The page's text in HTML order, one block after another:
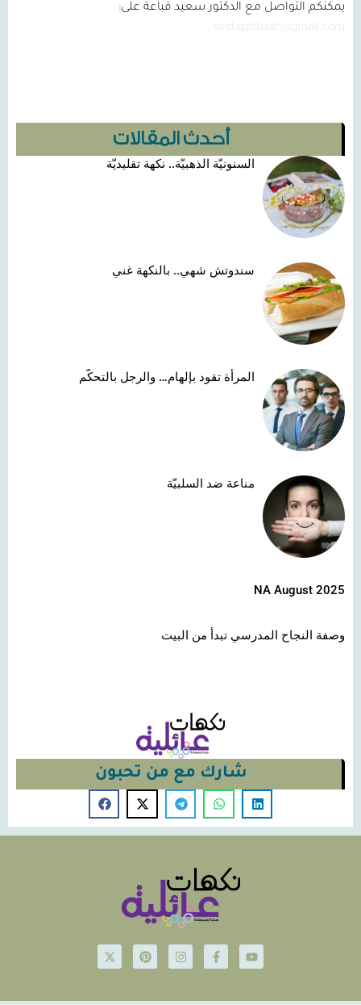
أحدث المقالات
السنونيّة الذهبيّة.. نكهة تقليديّة
سندوتش شهي.. بالنكهة غني
المرأة تقود بإلهام… والرجل بالتحكّم
مناعة ضد السلبيّة
NA August 2025
وصفة النجاح المدرسي تبدأ من البيت
شارك مع من تحبون
يمكنكم التواصل مع الدكتور سعيد قباعة على:
said.qabbaah@gmail.com